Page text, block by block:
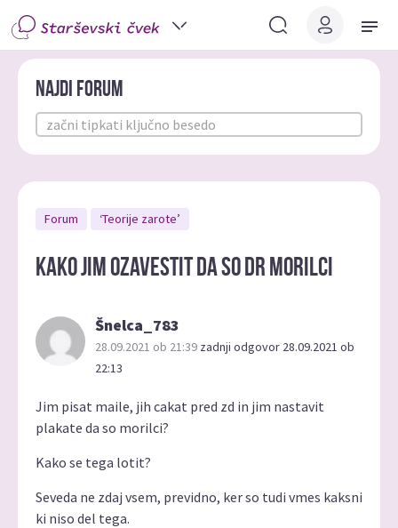
Najdi forum
Forum ‘Teorije zarote’
Kako jim ozavestit da so dr morilci
Šnelca_783
28.09.2021 ob 21:39 zadnji odgovor 28.09.2021 ob
22:13
Jim pisat maile, jih cakat pred zd in jim nastavit
plakate da so morilci?
Kako se tega lotit?
Seveda ne zdaj vsem, previdno, ker so tudi vmes kaksni
ki niso del tega.